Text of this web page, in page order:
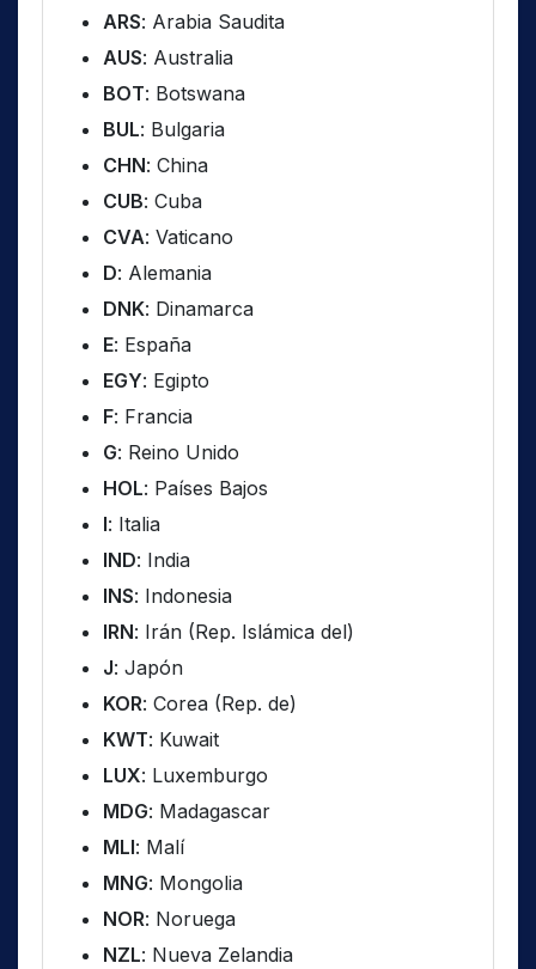
ARS: Arabia Saudita
AUS: Australia
BOT: Botswana
BUL: Bulgaria
CHN: China
CUB: Cuba
CVA: Vaticano
D: Alemania
DNK: Dinamarca
E: España
EGY: Egipto
F: Francia
G: Reino Unido
HOL: Países Bajos
I: Italia
IND: India
INS: Indonesia
IRN: Irán (Rep. Islámica del)
J: Japón
KOR: Corea (Rep. de)
KWT: Kuwait
LUX: Luxemburgo
MDG: Madagascar
MLI: Malí
MNG: Mongolia
NOR: Noruega
NZL: Nueva Zelandia